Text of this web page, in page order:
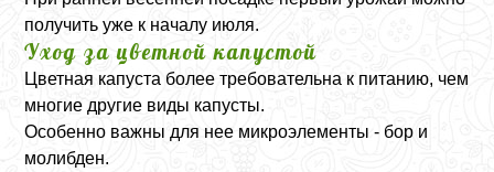
получить уже к началу июля.
Уход за цветной капустой
Цветная капуста более требовательна к питанию, чем
многие другие виды капусты.
Особенно важны для нее микроэлементы - бор и
молибден.